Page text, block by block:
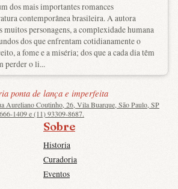
dos mais importantes romances
contemporânea brasileira. A autora
muitos personagens, a complexidade humana
dos que enfrentam cotidianamente o
a fome e a miséria; dos que a cada dia têm
perder o li...
ponta de lança e imperfeita
Aureliano Coutinho, 26, Vila Buarque, São Paulo, SP
1409 e (11) 93309-8687.
Sobre
Historia
Curadoria
Eventos